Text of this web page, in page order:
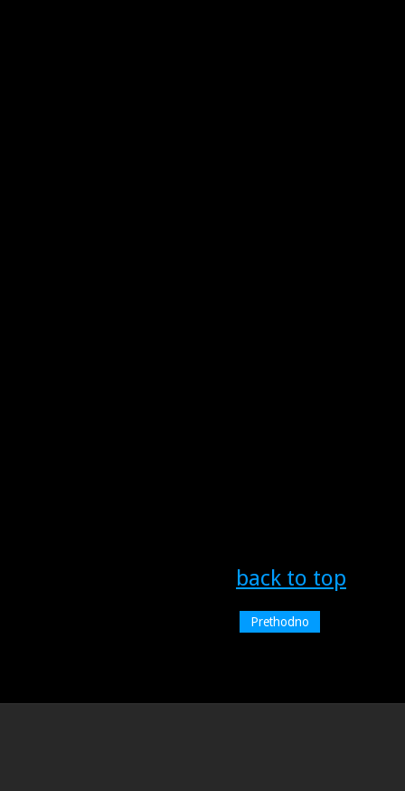
back to top
Prethodno